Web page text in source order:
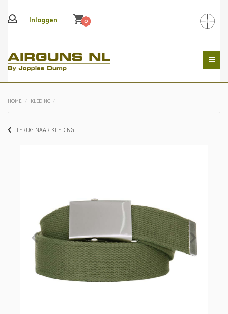
Inloggen shopping_cart0 Search
HOME KLEDING
TERUG NAAR KLEDING